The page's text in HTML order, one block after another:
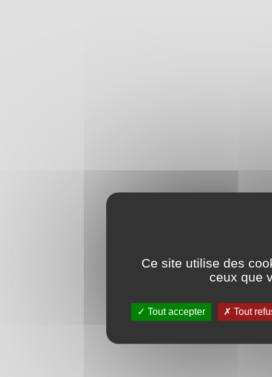
Ce site utilise des
ceux que
Tout accepter Tout